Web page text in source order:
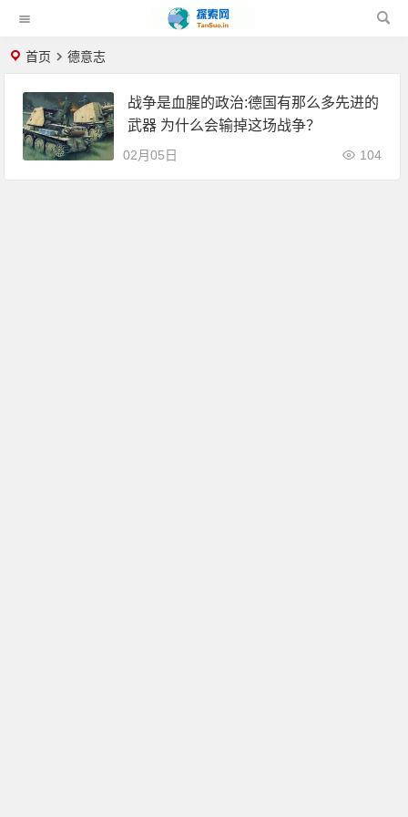
首页 德意志
战争是血腥的政治:德国有那么多先进的
武器 为什么会输掉这场战争？
02月05日 104